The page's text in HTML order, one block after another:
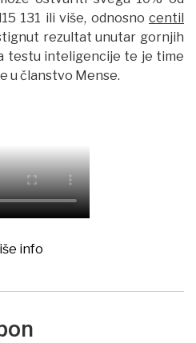
131 ili više, odnosno centil
rezultat unutar gornjih
testu inteligencije te je time
u članstvo Mense.
info